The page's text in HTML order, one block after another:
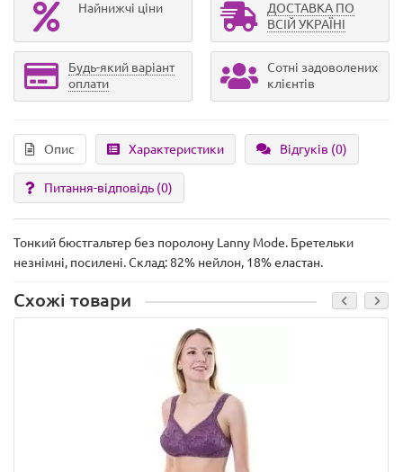
Найнижчі ціни
ДОСТАВКА ПО
ВСІЙ УКРАЇНІ
Будь-який варіант
оплати
Сотні задоволених
клієнтів
Опис Характеристики Відгуків (0)
Питання-відповідь (0)
Тонкий бюстгальтер без поролону Lanny Mode. Бретельки
незнімні, посилені. Склад: 82% нейлон, 18% еластан.
Схожі товари